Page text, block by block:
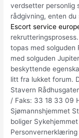
verdsetter personlig
rådgivning, enten
Escort service
topas med solguden
med solguden
beskyttende
litt fra lukket forum.
Stavern
/ Faks: 33 18 33 09
Sjømannshjemmet
boliger